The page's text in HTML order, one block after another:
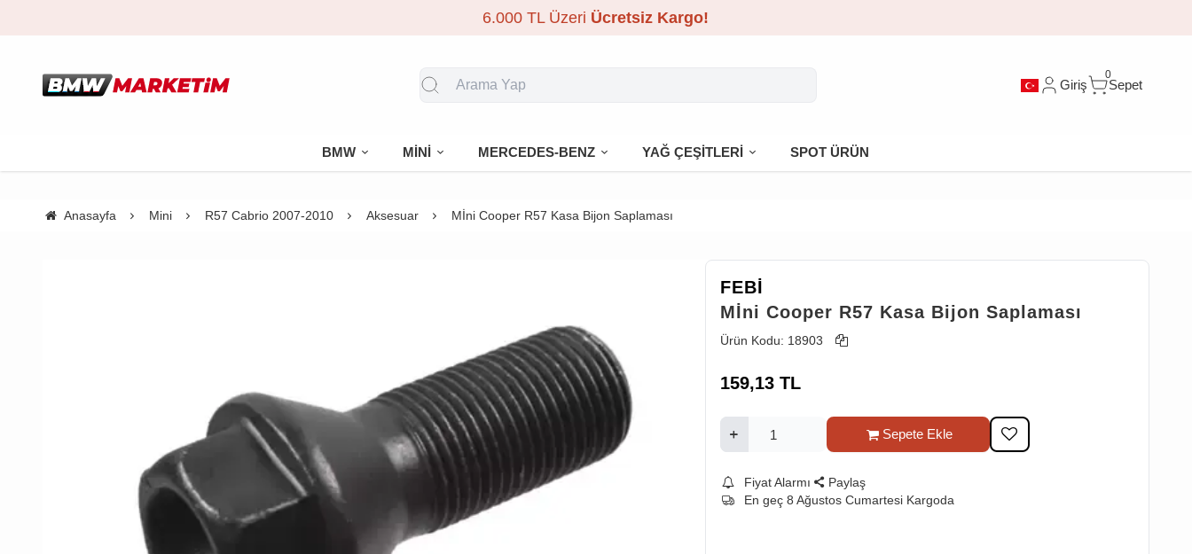
6.000 TL Üzeri Ücretsiz Kargo!
Giriş
0
Sepet
BMW MİNİ MERCEDES-BENZ YAĞ ÇEŞİTLERİ SPOT ÜRÜN
Anasayfa Mini R57 Cabrio 2007-2010 Aksesuar Mİni Cooper R57 Kasa Bijon Saplaması
FEBİ
Mİni Cooper R57 Kasa Bijon Saplaması
Ürün Kodu: 18903
159,13 TL
Sepete Ekle
Fiyat Alarmı
Paylaş
En geç 8 Ağustos Cumartesi Kargoda